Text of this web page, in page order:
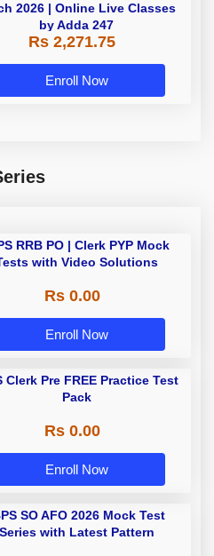
2026 | Online Live Classes
by Adda 247
Rs 2,271.75
Enroll Now
RRB PO | Clerk PYP Mock
with Video Solutions
Rs 0.00
Enroll Now
Clerk Pre FREE Practice Test
Pack
Rs 0.00
Enroll Now
SO AFO 2026 Mock Test
Series with Latest Pattern